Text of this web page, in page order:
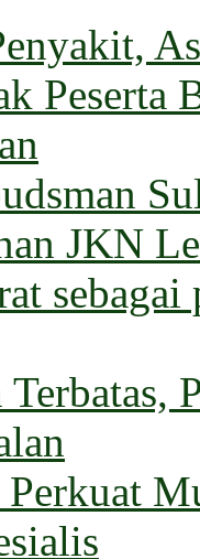
Peserta
JKN
Perkuat